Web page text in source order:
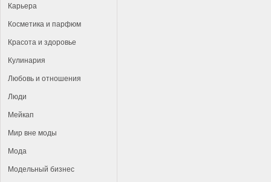
Карьера
Косметика и парфюм
Красота и здоровье
Кулинария
Любовь и отношения
Люди
Мейкап
Мир вне моды
Мода
Модельный бизнес